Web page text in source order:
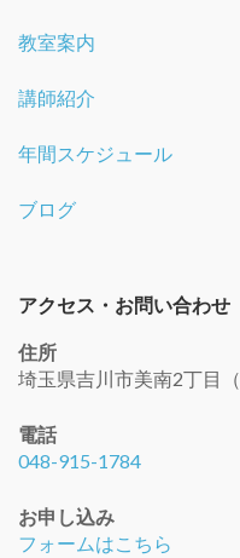
教室案内
講師紹介
年間スケジュール
ブログ
アクセス・お問い合わせ
住所
埼玉県吉川市美南2丁目（
電話
048-915-1784
お申し込み
フォームはこちら